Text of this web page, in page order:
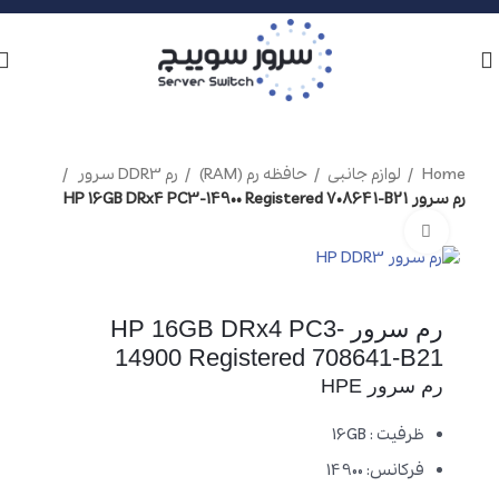
Home لوازم جانبی حافظه رم (RAM)
رم DDR3 سرور
رم سرور HP 16GB DRx4 PC3-14900 Registered 708641-B21
رم سرور HP 16GB DRx4 PC3-
14900 Registered 708641-B21
رم سرور HPE
ظرفیت : 16GB
فرکانس: 14900